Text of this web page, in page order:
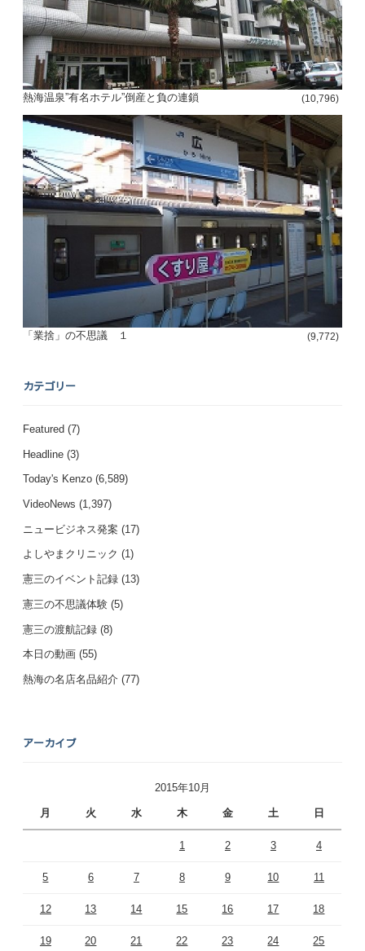
熱海温泉”有名ホテル”倒産と負の連鎖 (10,796)
「業捨」の不思議 １ (9,772)
カテゴリー
Featured (7)
Headline (3)
Today's Kenzo (6,589)
VideoNews (1,397)
ニュービジネス発案 (17)
よしやまクリニック (1)
憲三のイベント記録 (13)
憲三の不思議体験 (5)
憲三の渡航記録 (8)
本日の動画 (55)
熱海の名店名品紹介 (77)
アーカイブ
2015年10月
月 火 水 木 金 土 日
1 2 3 4
5 6 7 8 9 10 11
12 13 14 15 16 17 18
19 20 21 22 23 24 25